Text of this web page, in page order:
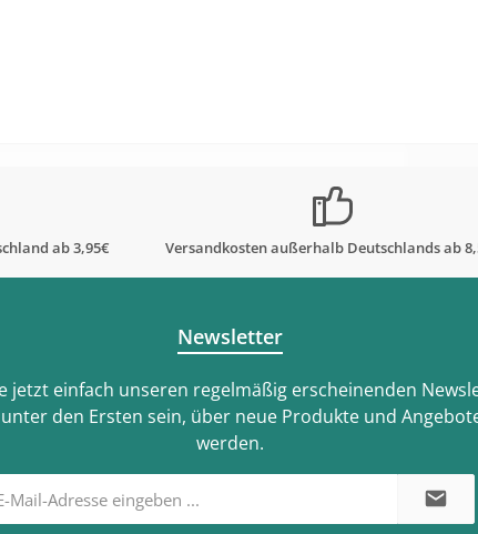
ab 3,95€ Versandkosten außerhalb Deutschlands ab
Newsletter
jetzt einfach unseren regelmäßig erscheinenden
den Ersten sein, über neue Produkte und
werden.